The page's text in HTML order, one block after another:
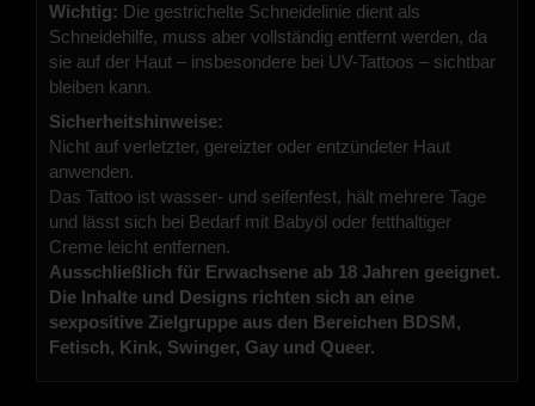
Wichtig: Die gestrichelte Schneidelinie dient als
Schneidehilfe, muss aber vollständig entfernt werden, da
sie auf der Haut – insbesondere bei UV-Tattoos – sichtbar
bleiben kann.
Sicherheitshinweise:
Nicht auf verletzter, gereizter oder entzündeter Haut
anwenden.
Das Tattoo ist wasser- und seifenfest, hält mehrere Tage
und lässt sich bei Bedarf mit Babyöl oder fetthaltiger
Creme leicht entfernen.
Ausschließlich für Erwachsene ab 18 Jahren geeignet.
Die Inhalte und Designs richten sich an eine
sexpositive Zielgruppe aus den Bereichen BDSM,
Fetisch, Kink, Swinger, Gay und Queer.